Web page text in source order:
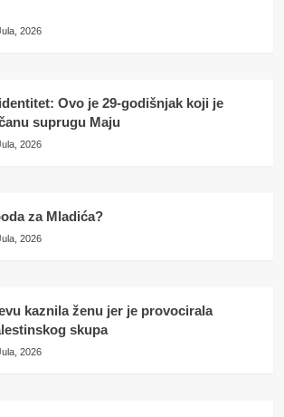
2026
Ovo je 29-godišnjak koji je
suprugu Maju
2026
za Mladića?
2026
kaznila ženu jer je provocirala
skupa
2026